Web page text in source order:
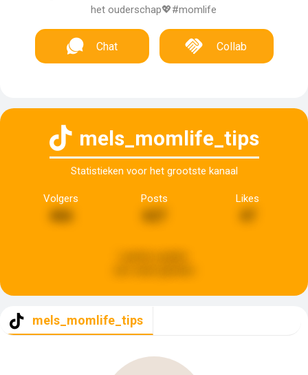
het ouderschap💖#momlife
Chat Collab
mels_momlife_tips
Statistieken voor het grootste kanaal
Volgers
466
Posts Likes
mels_momlife_tips